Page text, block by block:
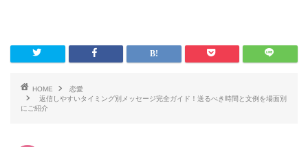
HOME
恋愛
返信しやすいタイミング別メッセージ完全ガイド！送るべき時間と文例を場面別
にご紹介